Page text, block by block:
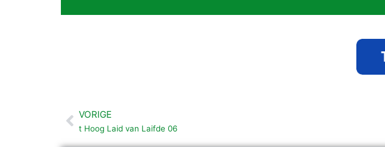
Vorige
VORIGE
t Hoog Laid van Laifde 06